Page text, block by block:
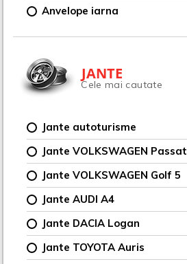
Anvelope iarna
JANTE
Cele mai cautate
Jante autoturisme
Jante VOLKSWAGEN Passat
Jante VOLKSWAGEN Golf 5
Jante AUDI A4
Jante DACIA Logan
Jante TOYOTA Auris